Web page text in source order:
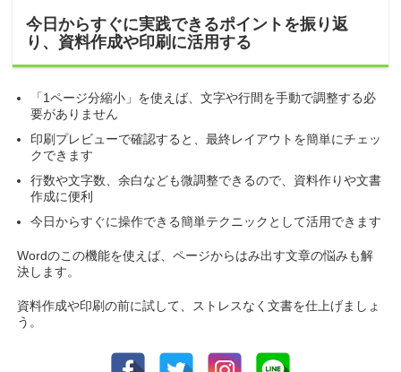
今日からすぐに実践できるポイントを振り返
り、資料作成や印刷に活用する
「1ページ分縮小」を使えば、文字や行間を手動で調整する必
要がありません
印刷プレビューで確認すると、最終レイアウトを簡単にチェッ
クできます
行数や文字数、余白なども微調整できるので、資料作りや文書
作成に便利
今日からすぐに操作できる簡単テクニックとして活用できます
Wordのこの機能を使えば、ページからはみ出す文章の悩みも解
決します。
資料作成や印刷の前に試して、ストレスなく文書を仕上げましょ
う。